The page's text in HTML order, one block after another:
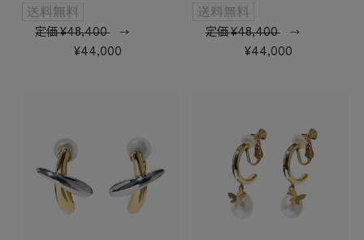
定価 48,400→
44,000
定価 48,400→
44,000